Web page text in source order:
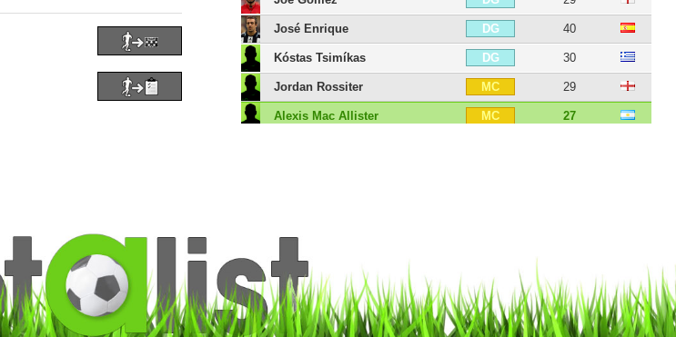
José Enrique DG 40
Kóstas Tsimíkas DG 30
Jordan Rossiter MC 29
Alexis Mac Allister MC 27
Daniel Sturridge
Lazar Markovic AID 32
Mohamed Salah AID 34